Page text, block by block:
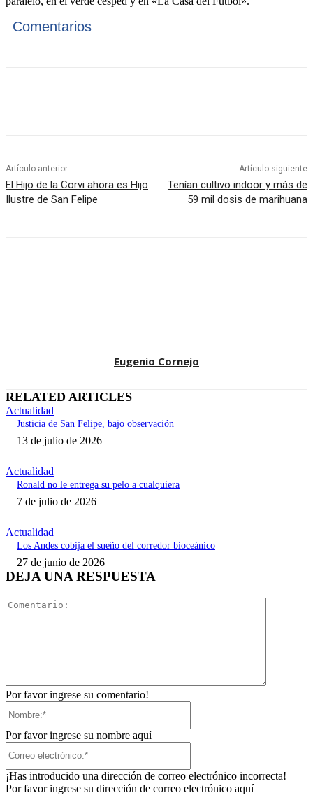
Comentarios
Artículo anterior
El Hijo de la Corvi ahora es Hijo
Ilustre de San Felipe
Artículo siguiente
Tenían cultivo indoor y más de
59 mil dosis de marihuana
Eugenio Cornejo
RELATED ARTICLES
Actualidad
Justicia de San Felipe, bajo observación
13 de julio de 2026
Actualidad
Ronald no le entrega su pelo a cualquiera
7 de julio de 2026
Actualidad
Los Andes cobija el sueño del corredor bioceánico
27 de junio de 2026
DEJA UNA RESPUESTA
Por favor ingrese su comentario!
Por favor ingrese su nombre aquí
¡Has introducido una dirección de correo electrónico incorrecta!
Por favor ingrese su dirección de correo electrónico aquí